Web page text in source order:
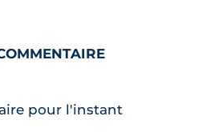
pour l'instant